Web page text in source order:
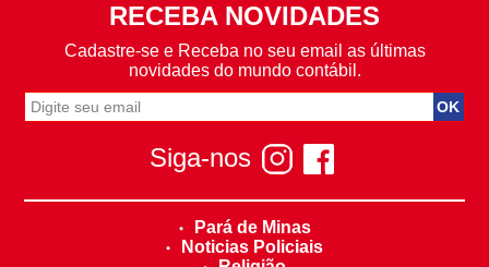
RECEBA NOVIDADES
Cadastre-se e Receba no seu email as últimas
novidades do mundo contábil.
Siga-nos
Pará de Minas
Noticias Policiais